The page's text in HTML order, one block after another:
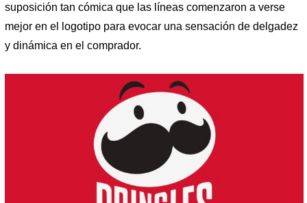
suposición tan cómica que las líneas comenzaron a verse
mejor en el logotipo para evocar una sensación de delgadez
y dinámica en el comprador.